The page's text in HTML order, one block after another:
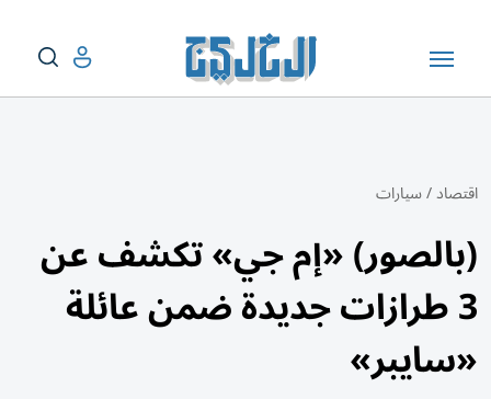
اقتصاد/سيارات
(بالصور) «إم جي» تكشف عن
3 طرازات جديدة ضمن عائلة
«سايبر»